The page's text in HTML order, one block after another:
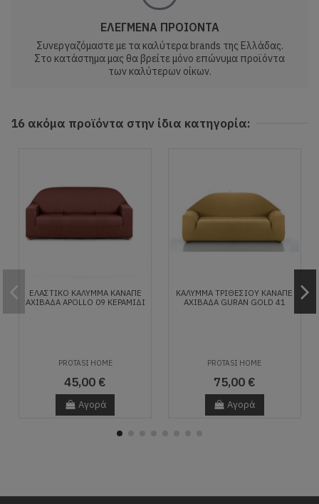
ΕΛΕΓΜΕΝΑ ΠΡΟΙΟΝΤΑ
Συνεργαζόμαστε με τα καλύτερα brands της Ελλάδας.
Στο κατάστημα μας θα βρείτε μόνο επώνυμα προϊόντα
των καλύτερων οίκων.
16 ακόμα προϊόντα στην ίδια κατηγορία:
ΕΛΑΣΤΙΚΟ ΚΑΛΥΜΜΑ ΚΑΝΑΠΕ
ΑΧΙΒΑΔΑ APOLLO 09 ΚΕΡΑΜΙΔΙ
PROTASI HOME
45,00 €
Αγορά
ΚΑΛΥΜΜΑ ΤΡΙΘΕΣΙΟY ΚΑΝΑΠΕ
ΑΧΙΒΑΔΑ GURAN GOLD 41
PROTASI HOME
75,00 €
Αγορά